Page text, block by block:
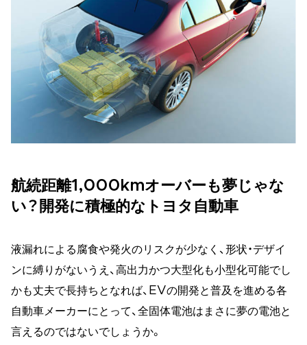
航続距離1,000kmオーバーも夢じゃな
い？開発に積極的なトヨタ自動車
液漏れによる腐食や発火のリスクが少なく、形状・デザイ
ンに縛りがないうえ、高出力かつ大型化も小型化可能でし
かも丈夫で長持ちとなれば、EVの開発と普及を進める各
自動車メーカーにとって、全固体電池はまさに夢の電池と
言えるのではないでしょうか。